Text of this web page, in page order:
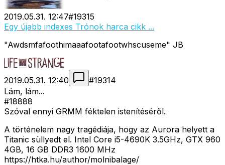
2019.05.31. 12:47#19315
Egy újabb indexes Trónok harca cikk ...
"Awdsmfafoothimaaafootafootwhscuseme" JB
2019.05.31. 12:40 #19314
Lám, lám...
#18888
Szóval ennyi GRMM féktelen istenítéséről.
A történelem nagy tragédiája, hogy az Aurora helyett a
Titanic süllyedt el. Intel Core i5-4690K 3.5GHz, GTX 960
4GB, 16 GB DDR3 1600 MHz
https://htka.hu/author/molnibalage/